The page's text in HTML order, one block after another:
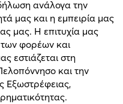
ανάλογα την
μας και η εμπειρία μας
μας. Η επιτυχία μας
των φορέων και
εστιάζεται στη
και την
Εξωστρέφειας,